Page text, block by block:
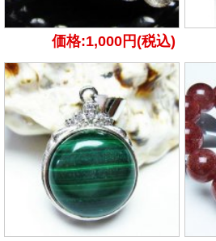
価格:1,000円(税込)